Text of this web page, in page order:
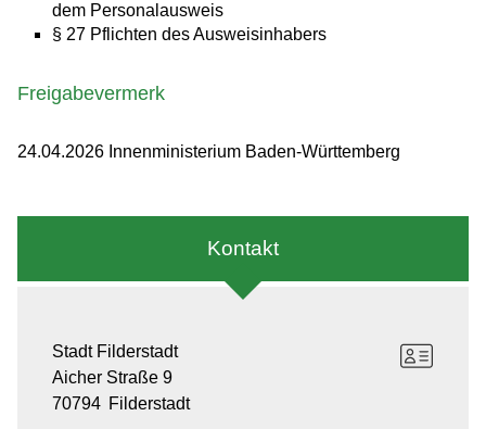
dem Personalausweis
§ 27 Pflichten des Ausweisinhabers
Freigabevermerk
24.04.2026 Innenministerium Baden-Württemberg
Kontakt
Stadt Filderstadt
Aicher Straße 9
70794 Filderstadt